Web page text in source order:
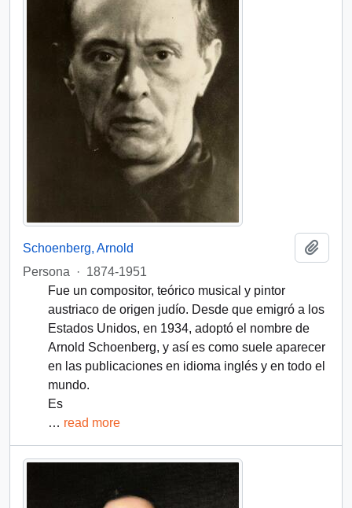
Schoenberg, Arnold
Persona
· 1874-1951
Fue un compositor, teórico musical y pintor
austriaco de origen judío. Desde que emigró a los
Estados Unidos, en 1934, adoptó el nombre de
Arnold Schoenberg, y así es como suele aparecer
en las publicaciones en idioma inglés y en todo el
mundo.
Es
… read more